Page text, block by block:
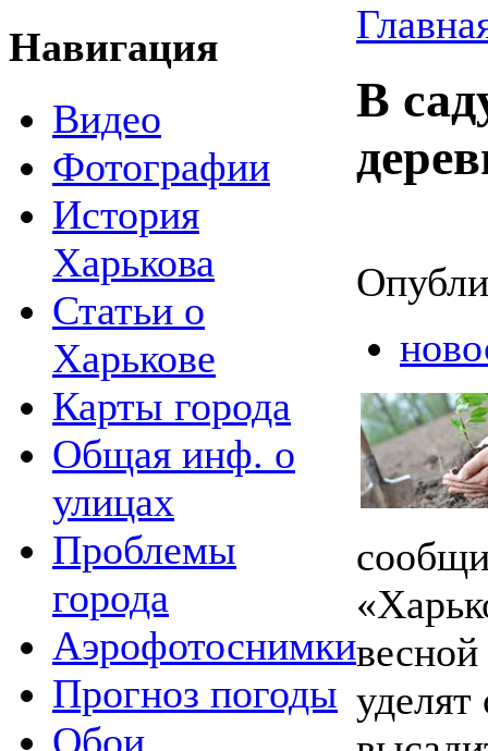
Навигация
Видео
Фотографии
История
Харькова
Статьи о
Харькове
Карты города
Общая инф. о
улицах
Проблемы
города
Аэрофотоснимки
Прогноз погоды
Обои
В